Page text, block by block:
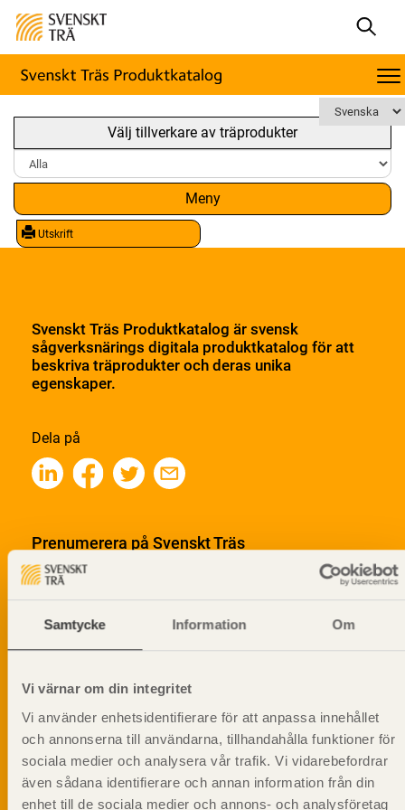
Samtycke Information Om
Vi värnar om din integritet
Vi använder enhetsidentifierare för att anpassa innehållet
och annonserna till användarna, tillhandahålla funktioner för
sociala medier och analysera vår trafik. Vi vidarebefordrar
även sådana identifierare och annan information från din
enhet till de sociala medier och annons- och analysföretag
Välj tillverkare av träprodukter
Meny
Utskrift
Svenskt Träs Produktkatalog är svensk
sågverksnärings digitala produktkatalog för att
beskriva träprodukter och deras unika
egenskaper.
Dela på
Prenumerera på Svenskt Träs
informationsutskick!